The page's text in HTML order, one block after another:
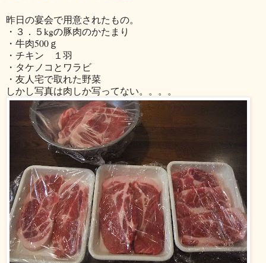
昨日の宴会で用意されたもの。
・３．５kgの豚肉のかたまり
・牛肉500ｇ
・チキン １羽
・タケノコとワラビ
・友人宅で取れた野菜
しかし写真は肉しか写ってない。。。。